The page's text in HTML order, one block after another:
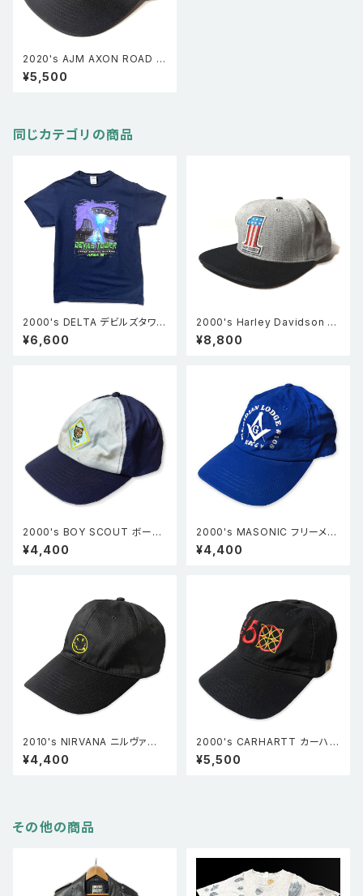
2020's AJM AXON ROAD S
HOW 刺繍 トラッカーキャップ
メッシュキャップ 黒 FREE
¥5,500
同じカテゴリの商品
2000's DELTA デビルズタワー
エイリアン Ｔシャツ UFO Devil
s tower 宇宙人 黒 M
¥6,600
2000's Harley Davidson ハ
ーレーダビッドソン No.1ロゴ ベ
ースボールキャップ グレー FRE
¥8,800
2000's BOY SCOUT ボーイ
スカウト ベースボールキャップ
青 BOY'S M/L
¥4,400
2000's MASONIC フリーメイ
ソン ベースボールキャップ 青 F
REE
¥4,400
2010's NIRVANA ニルヴァー
ナ スマイルロゴ ベースボールキ
ャップ 黒 FREE
¥4,400
2000's CARHARTT カーハー
ト RUSCO 50 ダック生地 ベー
¥5,500
その他の商品